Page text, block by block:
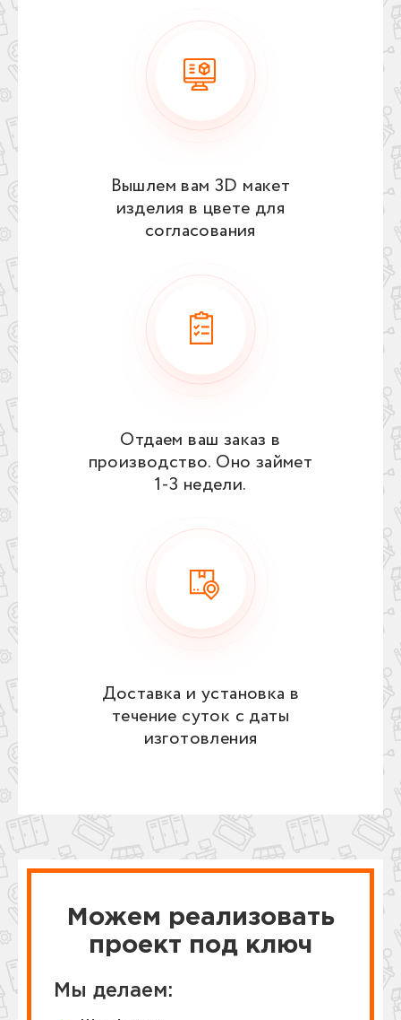
Вышлем вам 3D макет
изделия в цвете для
согласования
Отдаем ваш заказ в
производство. Оно займет
1‑3 недели.
Доставка и установка в
течение суток с даты
изготовления
Можем реализовать
проект под ключ
Мы делаем: